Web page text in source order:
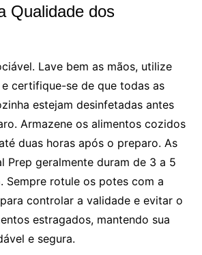
Qualidade dos
Lave bem as mãos, utilize
certifique-se de que todas as
estejam desinfetadas antes
Armazene os alimentos cozidos
duas horas após o preparo. As
Prep geralmente duram de 3 a 5
Sempre rotule os potes com a
controlar a validade e evitar o
estragados, mantendo sua
e segura.